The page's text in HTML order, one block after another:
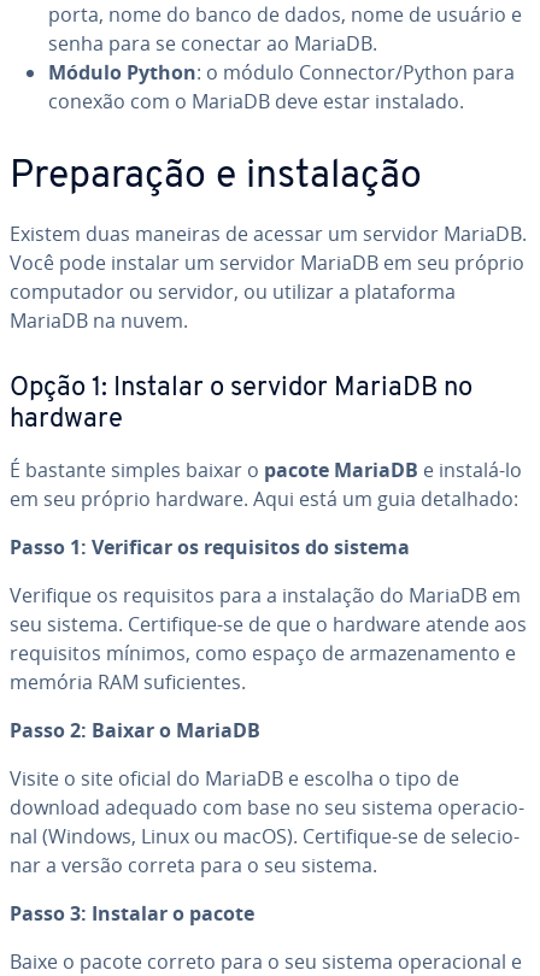
porta, nome do banco de dados, nome de usuário e
senha para se conectar ao MariaDB.
Módulo Python: o módulo Connector/Python para
conexão com o MariaDB deve estar instalado.
Pre­pa­ra­ção e ins­ta­la­ção
Existem duas maneiras de acessar um servidor MariaDB.
Você pode instalar um servidor MariaDB em seu próprio
com­pu­ta­dor ou servidor, ou utilizar a pla­ta­forma
MariaDB na nuvem.
Opção 1: Instalar o servidor MariaDB no
hardware
É bastante simples baixar o pacote MariaDB e instalá-lo
em seu próprio hardware. Aqui está um guia detalhado:
Passo 1: Verificar os re­qui­si­tos do sistema
Verifique os re­qui­si­tos para a ins­ta­la­ção do MariaDB em
seu sistema. Cer­ti­fi­que-se de que o hardware atende aos
re­qui­si­tos mínimos, como espaço de ar­ma­ze­na­mento e
memória RAM su­fi­ci­en­tes.
Passo 2: Baixar o MariaDB
Visite o site oficial do MariaDB e escolha o tipo de
download adequado com base no seu sistema ope­ra­ci­o­
nal (Windows, Linux ou macOS). Cer­ti­fi­que-se de se­le­ci­o­
nar a versão correta para o seu sistema.
Passo 3: Instalar o pacote
Baixe o pacote correto para o seu sistema ope­ra­ci­o­nal e